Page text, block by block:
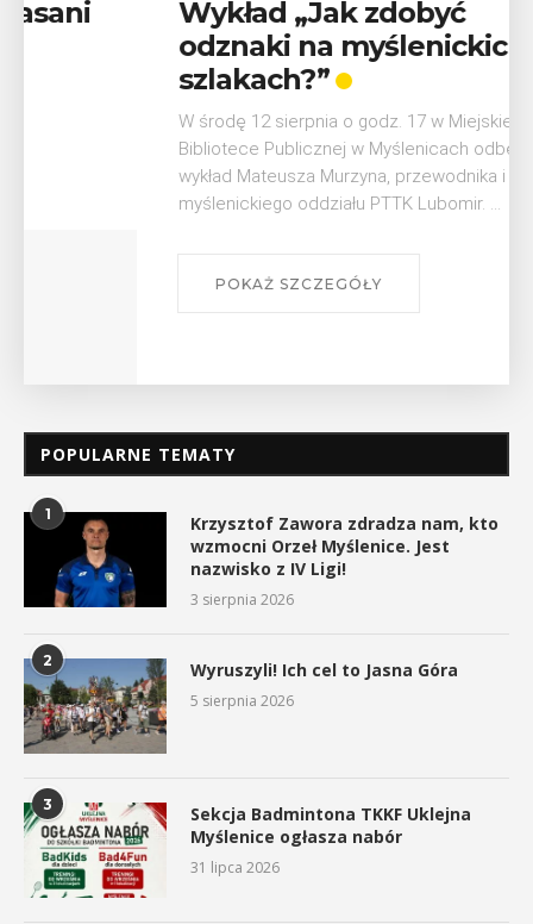
Wykład „Jak zdobyć
odznaki na myślenickich
szlakach?”
W środę 12 sierpnia o godz. 17 w Miejskiej
Bibliotece Publicznej w Myślenicach odbędzie się
wykład Mateusza Murzyna, przewodnika i prezesa
myślenickiego oddziału PTTK Lubomir. ...
POKAŻ SZCZEGÓŁY
POPULARNE TEMATY
1
Krzysztof Zawora zdradza nam, kto
wzmocni Orzeł Myślenice. Jest
nazwisko z IV Ligi!
3 sierpnia 2026
2 Wyruszyli! Ich cel to Jasna Góra
5 sierpnia 2026
3
Sekcja Badmintona TKKF Uklejna
Myślenice ogłasza nabór
31 lipca 2026